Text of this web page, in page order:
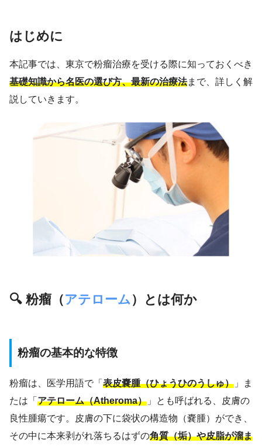
はじめに
本記事では、東京で粉瘤治療を受ける際に知っておくべき
基礎知識から名医の選び方、最新の治療法まで、詳しく解
説していきます。
🔍 粉瘤（アテローム ）とは何か
粉瘤の基本的な特徴
粉瘤は、医学用語で「 表皮嚢腫（ひょうひのうしゅ） 」ま
たは「 アテローム（Atheroma） 」とも呼ばれる、皮膚の
良性腫瘍です。皮膚の下に袋状の構造物（嚢腫）ができ、
その中に本来剥がれ落ちるはずの角質（垢）や皮脂が溜ま